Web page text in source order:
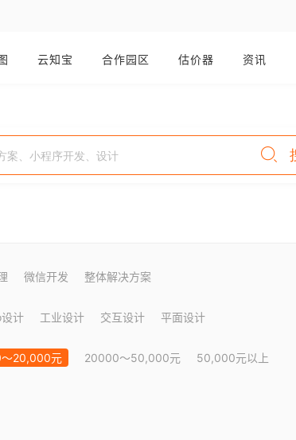
云知宝 合作园区 估价器 资讯
微信开发 整体解决方案
计 工业设计 交互设计 平面设计
20,000元 20000～50,000元 50,000元以上